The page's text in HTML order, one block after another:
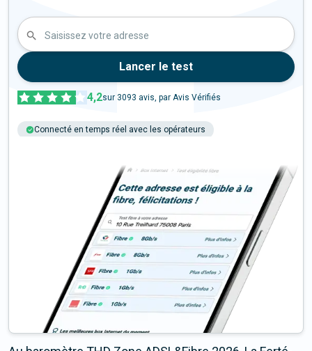
Saisissez votre adresse
Lancer le test
4,2sur 3093 avis, par Avis Vérifiés
Connecté en temps réel avec les opérateurs